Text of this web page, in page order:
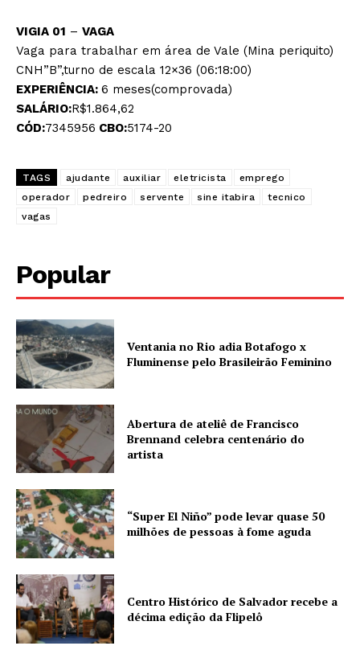
VIGIA 01 – VAGA
Vaga para trabalhar em área de Vale (Mina periquito)
CNH”B”,turno de escala 12×36 (06:18:00)
EXPERIÊNCIA: 6 meses(comprovada)
SALÁRIO:R$1.864,62
CÓD:7345956 CBO:5174-20
TAGS ajudante auxiliar eletricista
emprego
operador
pedreiro servente sine itabira
tecnico
vagas
Popular
Ventania no Rio adia Botafogo x
Fluminense pelo Brasileirão Feminino
Abertura de ateliê de Francisco
Brennand celebra centenário do
artista
“Super El Niño” pode levar quase 50
milhões de pessoas à fome aguda
Centro Histórico de Salvador recebe a
décima edição da Flipelô